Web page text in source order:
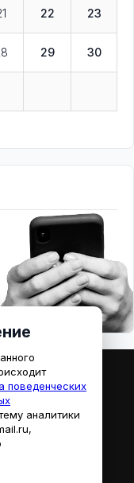
22 23
29 30
поведенческих
аналитики